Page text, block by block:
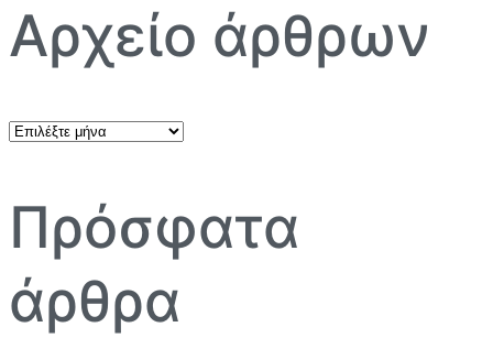
Αρχείο άρθρων
Αρχείο
Πρόσφατα
άρθρα